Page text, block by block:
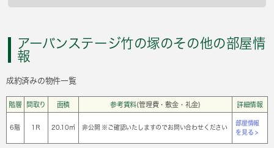
アーバンステージ竹の塚のその他の部屋情
報
成約済みの物件一覧
階層 間取り 面積 参考賃料(管理費・敷金・礼金) 詳細情報
6階 1Ｒ 20.10㎡ 非公開 ※ご確認いたしますのでお問い合わせください
部屋情報
を見る >